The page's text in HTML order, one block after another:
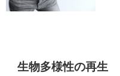
生物多様性の再生